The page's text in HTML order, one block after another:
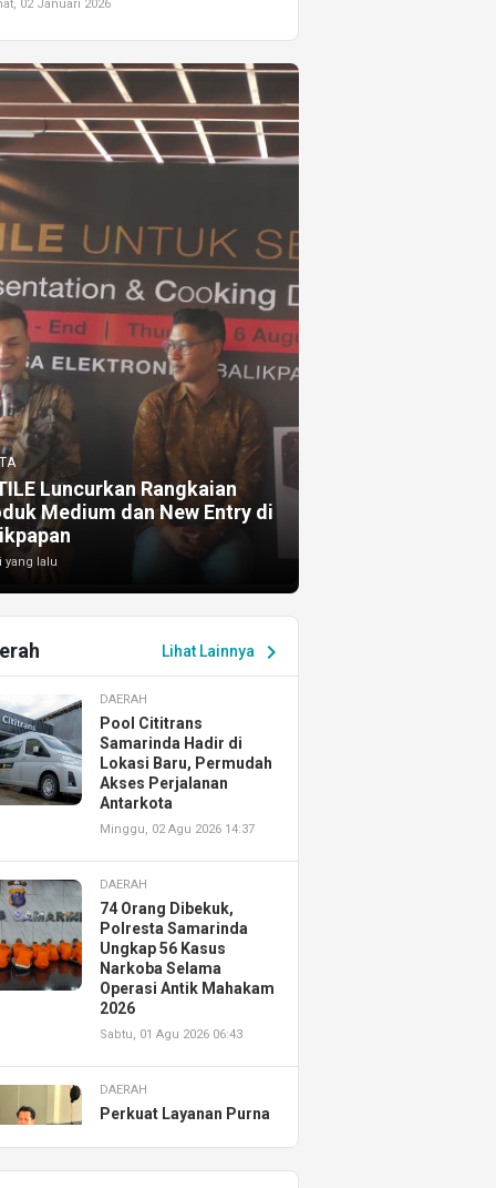
02 Januari 2026
Luncurkan Rangkaian
Medium dan New Entry di
yang lalu
Lihat Lainnya chevron_right
DAERAH
Pool Cititrans
Samarinda Hadir di
Lokasi Baru, Permudah
Akses Perjalanan
Antarkota
Minggu, 02 Agu 2026 14:37
DAERAH
74 Orang Dibekuk,
Polresta Samarinda
Ungkap 56 Kasus
Narkoba Selama
Operasi Antik Mahakam
2026
Sabtu, 01 Agu 2026 06:43
DAERAH
Perkuat Layanan Purna
Resmikan AHASS